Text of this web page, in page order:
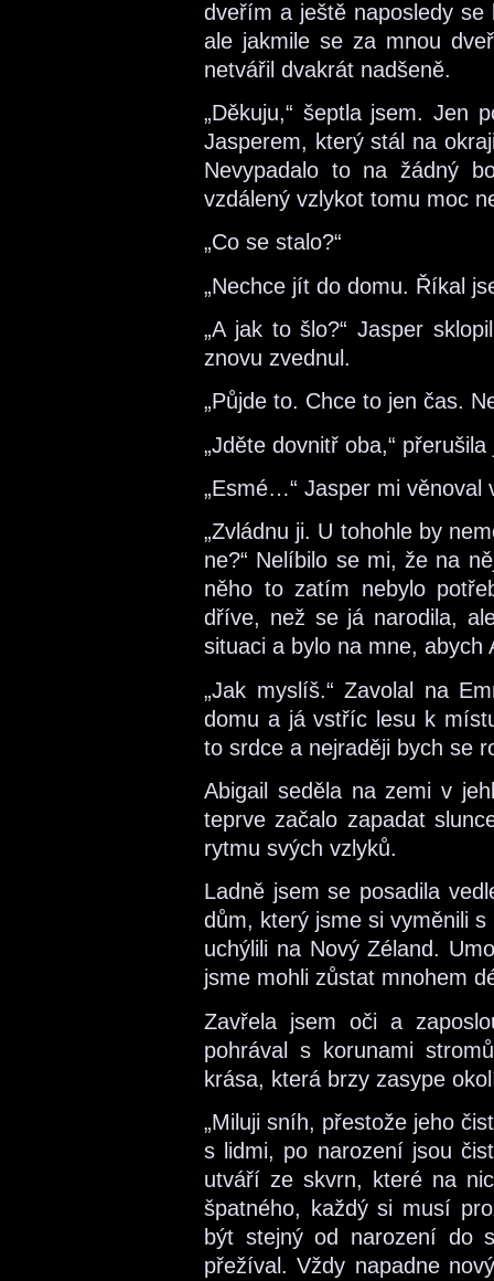
dveřím a ještě naposledy
ale jakmile se za mnou
netvářil dvakrát nadšeně.
„Děkuju,“ šeptla jsem. Jen
Jasperem, který stál na
Nevypadalo to na žádný
vzdálený vzlykot tomu moc
„Co se stalo?“
„Nechce jít do domu. Říkal
„A jak to šlo?“ Jasper
znovu zvednul.
„Půjde to. Chce to jen čas.
„Jděte dovnitř oba,“
„Esmé…“ Jasper mi věnoval
„Zvládnu ji. U tohohle by
ne?“ Nelíbilo se mi, že na
něho to zatím nebylo
dříve, než se já narodila,
situaci a bylo na mne, abych
„Jak myslíš.“ Zavolal na
domu a já vstříc lesu k
to srdce a nejraději bych se
Abigail seděla na zemi v
teprve začalo zapadat
rytmu svých vzlyků.
Ladně jsem se posadila
dům, který jsme si vyměnili
uchýlili na Nový Zéland.
jsme mohli zůstat mnohem
Zavřela jsem oči a
pohrával s korunami
krása, která brzy zasype
„Miluji sníh, přestože jeho
s lidmi, po narození jsou
utváří ze skvrn, které na
špatného, každý si musí
být stejný od narození do
přežíval. Vždy napadne